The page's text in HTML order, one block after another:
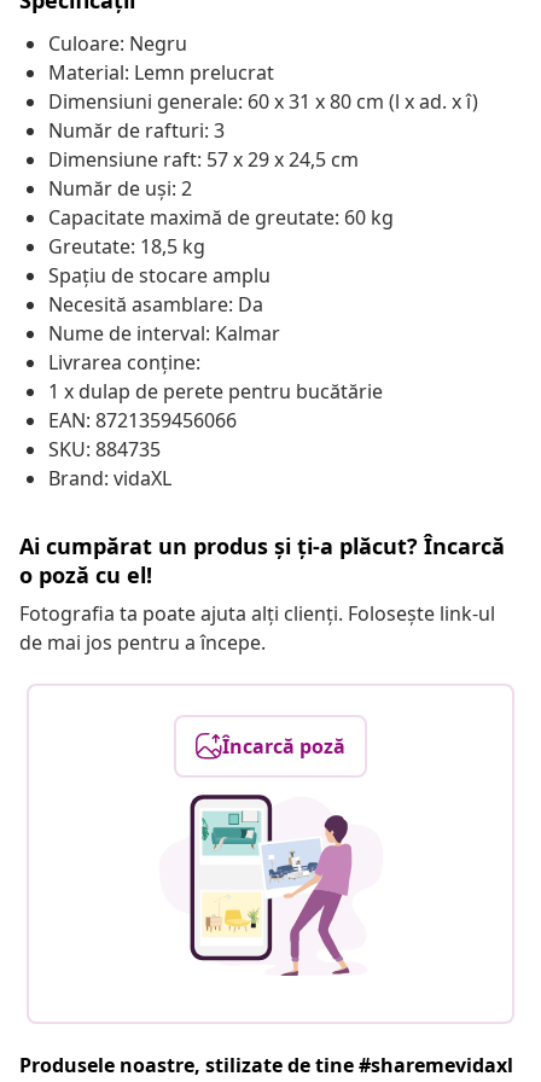
Culoare: Negru
Material: Lemn prelucrat
Dimensiuni generale: 60 x 31 x 80 cm (l x ad. x î)
Număr de rafturi: 3
Dimensiune raft: 57 x 29 x 24,5 cm
Număr de uși: 2
Capacitate maximă de greutate: 60 kg
Greutate: 18,5 kg
Spațiu de stocare amplu
Necesită asamblare: Da
Nume de interval: Kalmar
Livrarea conține:
1 x dulap de perete pentru bucătărie
EAN: 8721359456066
SKU: 884735
Brand: vidaXL
Ai cumpărat un produs și ți-a plăcut? Încarcă
o poză cu el!
Fotografia ta poate ajuta alți clienți. Folosește link-ul
de mai jos pentru a începe.
Încarcă poză
Produsele noastre, stilizate de tine #sharemevidaxl